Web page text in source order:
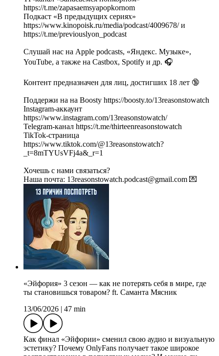
https://t.me/zapasaemsyapopkornom
Подкаст «В предыдущих сериях»
https://www.kinopoisk.ru/media/podcast/4009678/ и
https://t.me/previouslyon_podcast
Слушай нас на Apple podcasts, «Яндекс. Музыке»,
YouTube, а также на Castbox, Spotify и др. 🎧
Контент предназначен для лиц, достигших 18 лет 🔞
Поддержи на на Boosty https://boosty.to/13reasonstowatch
Instagram-аккаунт
https://www.instagram.com/13reasonstowatch/
Telegram-канал https://t.me/thirteenreasonstowatch
TikTok-страница
https://www.tiktok.com/@13reasonstowatch?
_t=8mTYUsVFj4a&_r=1
Хочешь с нами связаться?
Наша почта: 13reasonstowatch.podcast@gmail.com 💌
«Эйфория» 3 сезон — как не потерять себя в мире, где
ты становишься товаром? ft. Саманта Мясник
13/06/2026
47 min
Как финал «Эйфории» сменил свою аудио и визуальную
эстетику? Почему OnlyFans получает такое широкое